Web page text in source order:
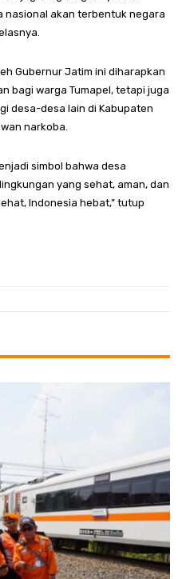
nasional akan terbentuk negara
Gubernur Jatim ini diharapkan
bagi warga Tumapel, tetapi juga
desa-desa lain di Kabupaten
narkoba.
simbol bahwa desa
yang sehat, aman, dan
Indonesia hebat,” tutup